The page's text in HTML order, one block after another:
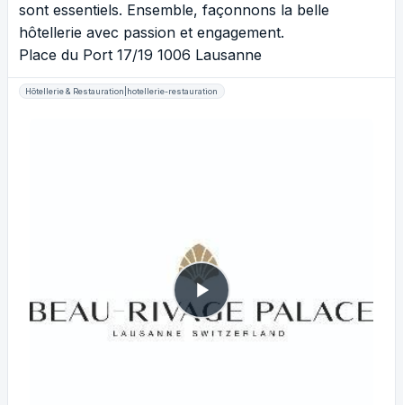
sont essentiels. Ensemble, façonnons la belle
hôtellerie avec passion et engagement.
Place du Port 17/19 1006 Lausanne
Hôtellerie & Restauration|hotellerie-restauration